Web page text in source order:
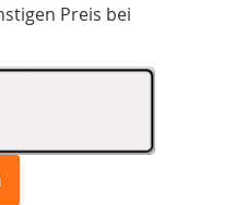
Preis bei